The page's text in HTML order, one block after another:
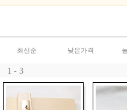
최신순 낮은가격
1 - 3